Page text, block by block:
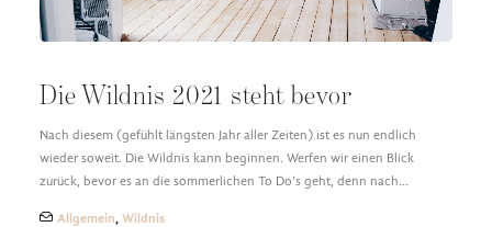
Die Wildnis 2021 steht bevor
Nach diesem (gefühlt längsten Jahr aller Zeiten) ist es nun endlich
wieder soweit. Die Wildnis kann beginnen. Werfen wir einen Blick
zurück, bevor es an die sommerlichen To Do’s geht, denn nach…
Allgemein, Wildnis